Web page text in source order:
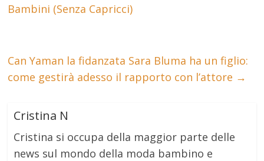
Bambini (Senza Capricci)
Can Yaman la fidanzata Sara Bluma ha un figlio:
come gestirà adesso il rapporto con l’attore →
Cristina N
Cristina si occupa della maggior parte delle
news sul mondo della moda bambino e